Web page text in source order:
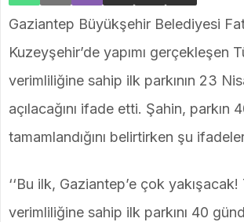
Gaziantep Büyükşehir Belediyesi
Kuzeyşehir’de yapımı gerçekleşen
verimliliğine sahip ilk parkının 23
açılacağını ifade etti. Şahin, parkın
tamamlandığını belirtirken şu
‘‘Bu ilk, Gaziantep’e çok yakışacak!
verimliliğine sahip ilk parkını 40